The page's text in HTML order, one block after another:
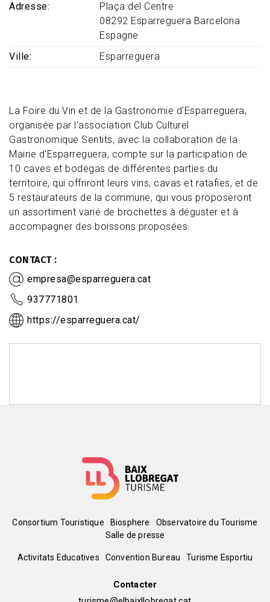
La Foire du Vin et de la Gastronomie d'Esparreguera,
organisée par l'association Club Culturel
Gastronomique Sentits, avec la collaboration de la
Mairie d'Esparreguera, compte sur la participation de
10 caves et bodegas de différentes parties du
territoire, qui offriront leurs vins, cavas et ratafies, et de
5 restaurateurs de la commune, qui vous proposeront
un assortiment varié de brochettes à déguster et à
accompagner des boissons proposées.
CONTACT
empresa@esparreguera.cat
937771801
https://esparreguera.cat/
Adresse
Plaça del Centre
08292 Esparreguera Barcelona
Espagne
Ville
Esparreguera
Menú
del
Consortium Touristique Biosphere
Observatoire du Tourisme
Salle de presse
Peu
Activitats Educatives Convention Bureau Turisme Esportiu
Contacter